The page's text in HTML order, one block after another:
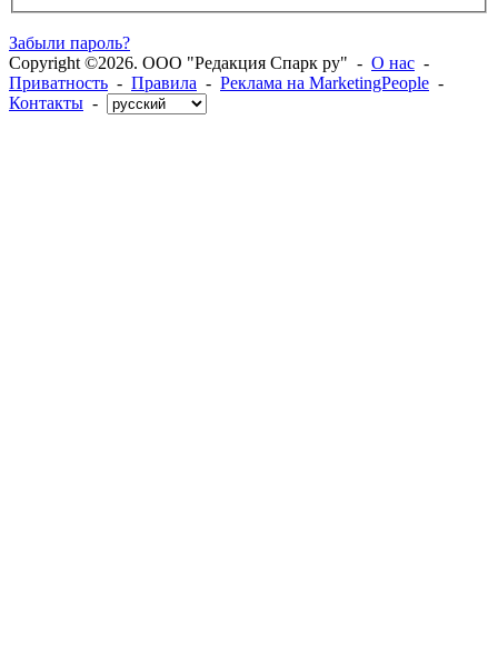
Забыли пароль?
Copyright ©2026. ООО "Редакция Спарк ру" - О нас -
Приватность - Правила - Реклама на MarketingPeople -
Контакты -